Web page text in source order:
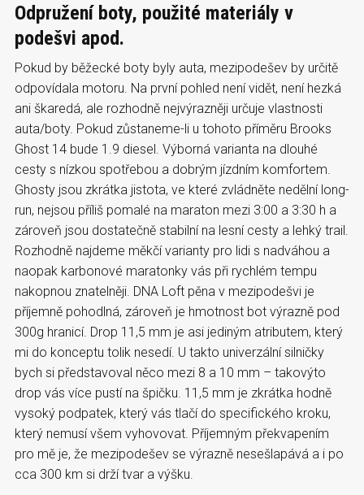
Odpružení boty, použité materiály v
podešvi apod.
Pokud by běžecké boty byly auta, mezipodešev by určitě
odpovídala motoru. Na první pohled není vidět, není hezká
ani škaredá, ale rozhodně nejvýrazněji určuje vlastnosti
auta/boty. Pokud zůstaneme-li u tohoto příměru Brooks
Ghost 14 bude 1.9 diesel. Výborná varianta na dlouhé
cesty s nízkou spotřebou a dobrým jízdním komfortem.
Ghosty jsou zkrátka jistota, ve které zvládněte nedělní long-
run, nejsou příliš pomalé na maraton mezi 3:00 a 3:30 h a
zároveň jsou dostatečně stabilní na lesní cesty a lehký trail.
Rozhodně najdeme měkčí varianty pro lidi s nadváhou a
naopak karbonové maratonky vás při rychlém tempu
nakopnou znatelněji. DNA Loft pěna v mezipodešvi je
příjemně pohodlná, zároveň je hmotnost bot výrazně pod
300g hranicí. Drop 11,5 mm je asi jediným atributem, který
mi do konceptu tolik nesedí. U takto univerzální silničky
bych si představoval něco mezi 8 a 10 mm – takovýto
drop vás více pustí na špičku. 11,5 mm je zkrátka hodně
vysoký podpatek, který vás tlačí do specifického kroku,
který nemusí všem vyhovovat. Příjemným překvapením
pro mě je, že mezipodešev se výrazně nesešlapává a i po
cca 300 km si drží tvar a výšku.